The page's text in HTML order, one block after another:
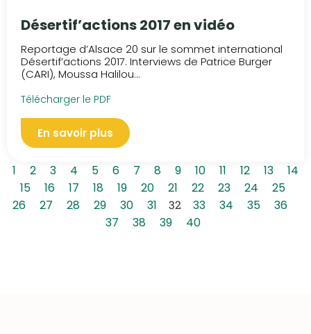
Désertif’actions 2017 en vidéo
Reportage d’Alsace 20 sur le sommet international
Désertif’actions 2017. Interviews de Patrice Burger
(CARI), Moussa Halilou...
Télécharger le PDF
En savoir plus
1 2 3 4 5 6 7 8 9 10 11 12 13
14
15
16 17 18 19 20 21 22 23 24
25
26
27 28 29 30 31 32 33 34 35
36
37
38 39 40